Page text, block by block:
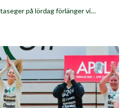
på lördag förlänger vi…